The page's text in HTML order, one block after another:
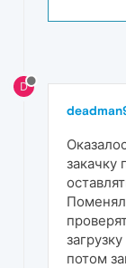
D
закачку
потом